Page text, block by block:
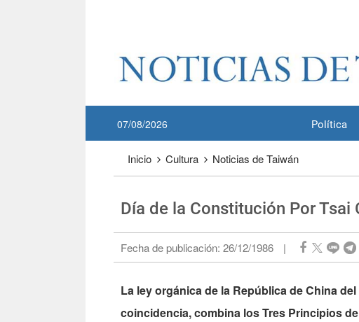
Política
07/08/2026
Inicio Cultura Noticias de Taiwán
Día de la Constitución Por Tsai
Fecha de publicación: 26/12/1986 |
La ley orgánica de la República de China
coincidencia, combina los Tres Principios